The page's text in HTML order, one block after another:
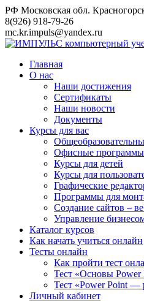
Перейти
к
контенту
РФ Московская обл.
8(926) 918-79-26
mc.kr.impuls@yandex.ru
Главная
О нас
Наши достижения
Сертификаты
Наши новости
Документы
Курсы для вас
Офисные программы
Курсы для детей
Курсы для
Графические
Программы для
Создание сайтов –
Управление
Каталог курсов
Как начать учиться онлайн
Тесты онлайн
Как пройти тест
Тест «Основы Power
Тест «Power Point —
Личный кабинет